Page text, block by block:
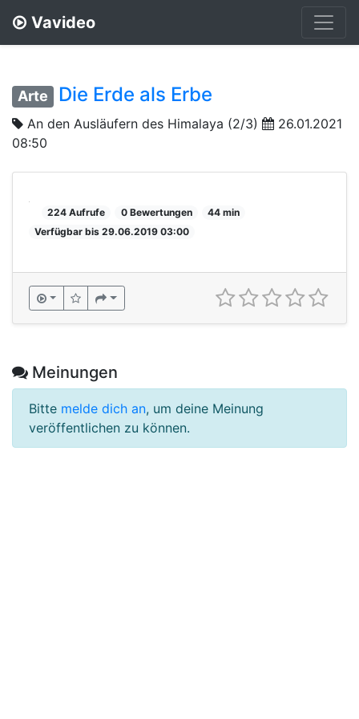
Vavideo
Arte Die Erde als Erbe
An den Ausläufern des Himalaya (2/3)
26.01.2021
08:50
224 Aufrufe 0 Bewertungen
44 min
Verfügbar bis 29.06.2019 03:00
Meinungen
Bitte melde dich an, um deine Meinung
veröffentlichen zu können.